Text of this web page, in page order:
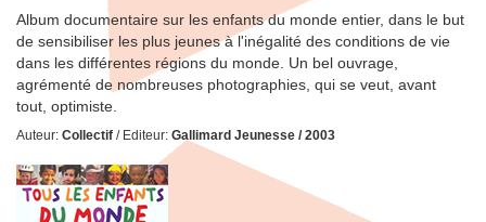
Album documentaire sur les enfants du monde entier, dans le but
de sensibiliser les plus jeunes à l'inégalité des conditions de vie
dans les différentes régions du monde. Un bel ouvrage,
agrémenté de nombreuses photographies, qui se veut, avant
tout, optimiste.
Auteur: Collectif / Editeur: Gallimard Jeunesse / 2003